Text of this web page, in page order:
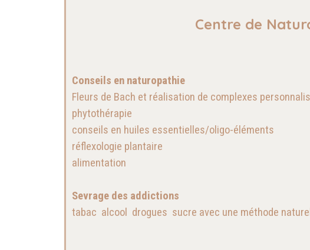
Centre de
Conseils en naturopathie
Fleurs de Bach et réalisation de complexes
phytothérapie
conseils en huiles essentielles/oligo-éléments
réflexologie plantaire
alimentation
Sevrage des addictions
tabac alcool drogues sucre avec une méthode